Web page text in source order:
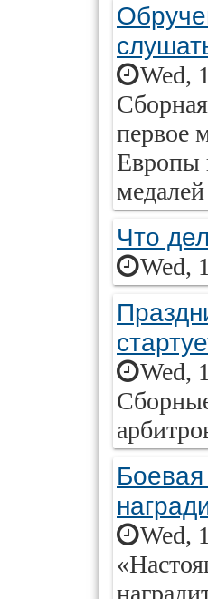
Wed,
первое
Европы
Что
Wed,
Wed,
Wed,